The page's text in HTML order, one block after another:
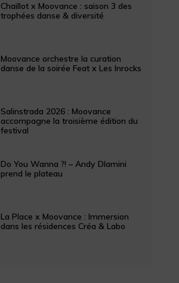
Chaillot x Moovance : saison 3 des
trophées danse & diversité
Moovance orchestre la curation
danse de la soirée Feat x Les Inrocks
Salinstrada 2026 : Moovance
accompagne la troisième édition du
festival
Do You Wanna ?! – Andy Dlamini
prend le plateau
La Place x Moovance : Immersion
dans les résidences Créa & Labo